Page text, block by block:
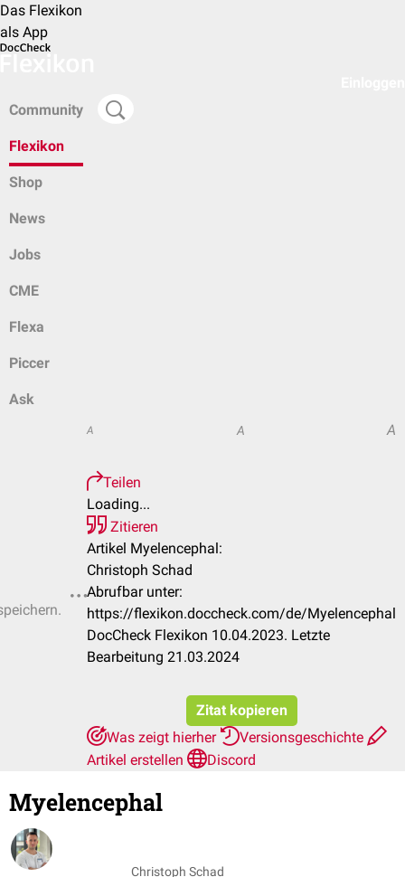
Das Flexikon
als App
Community
Flexikon
Shop
News
Jobs
CME
Flexa
Piccer
Ask
A A A
Teilen
Loading...
Zitieren
Artikel Myelencephal:
Christoph Schad
Abrufbar unter:
https://flexikon.doccheck.com/de/Myelencephal
DocCheck Flexikon 10.04.2023. Letzte
Bearbeitung 21.03.2024
Zitat kopieren
Was zeigt hierher
Versionsgeschichte
Artikel erstellen
Discord
Myelencephal
Christoph Schad